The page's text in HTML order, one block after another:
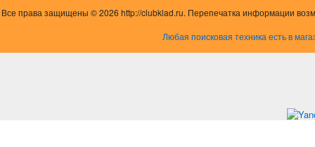
Все права защищены © 2026 http://clubklad.ru. Перепечатка информации
Любая поисковая техника есть в